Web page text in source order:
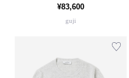
¥83,600
guji